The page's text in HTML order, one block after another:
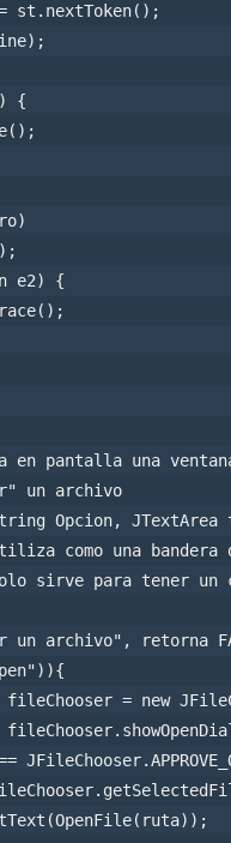
st.nextToken();
{
e2) {
en pantalla una
un archivo
Opcion,
como una bandera
solo sirve para
un archivo", retorna
fileChooser =
==